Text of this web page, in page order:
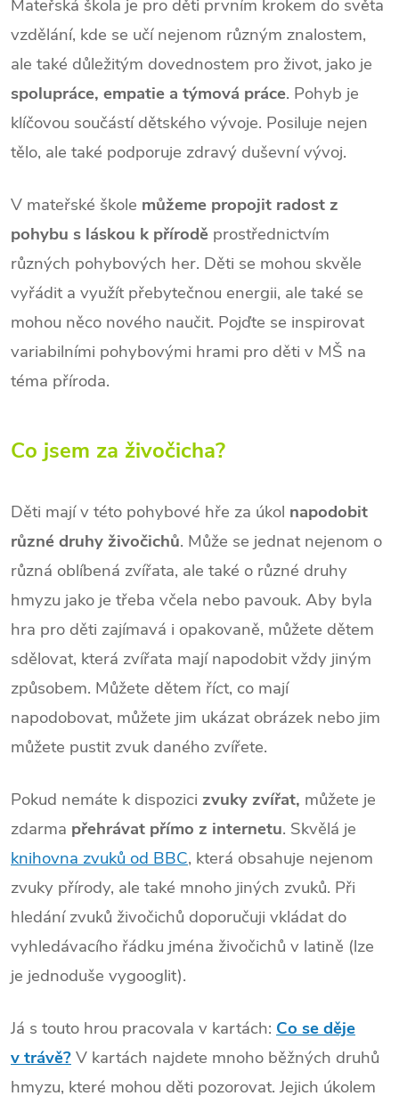
Mateřská škola je pro děti prvním krokem do světa
vzdělání, kde se učí nejenom různým znalostem,
ale také důležitým dovednostem pro život, jako je
spolupráce, empatie a týmová práce. Pohyb je
klíčovou součástí dětského vývoje. Posiluje nejen
tělo, ale také podporuje zdravý duševní vývoj.
V mateřské škole můžeme propojit radost z
pohybu s láskou k přírodě prostřednictvím
různých pohybových her. Děti se mohou skvěle
vyřádit a využít přebytečnou energii, ale také se
mohou něco nového naučit. Pojďte se inspirovat
variabilními pohybovými hrami pro děti v MŠ na
téma příroda.
Co jsem za živočicha?
Děti mají v této pohybové hře za úkol napodobit
různé druhy živočichů. Může se jednat nejenom o
různá oblíbená zvířata, ale také o různé druhy
hmyzu jako je třeba včela nebo pavouk. Aby byla
hra pro děti zajímavá i opakovaně, můžete dětem
sdělovat, která zvířata mají napodobit vždy jiným
způsobem. Můžete dětem říct, co mají
napodobovat, můžete jim ukázat obrázek nebo jim
můžete pustit zvuk daného zvířete.
Pokud nemáte k dispozici zvuky zvířat, můžete je
zdarma přehrávat přímo z internetu. Skvělá je
knihovna zvuků od BBC, která obsahuje nejenom
zvuky přírody, ale také mnoho jiných zvuků. Při
hledání zvuků živočichů doporučuji vkládat do
vyhledávacího řádku jména živočichů v latině (lze
je jednoduše vygooglit).
Já s touto hrou pracovala v kartách: Co se děje
v trávě?V kartách najdete mnoho běžných druhů
hmyzu, které mohou děti pozorovat. Jejich úkolem